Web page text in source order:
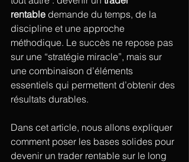
rentable demande du temps, de la
discipline et une approche
méthodique. Le succès ne repose pas
sur une “stratégie miracle”, mais sur
une combinaison d’éléments
essentiels qui permettent d’obtenir des
résultats durables.
Dans cet article, nous allons expliquer
comment poser les bases solides pour
devenir un trader rentable sur le long